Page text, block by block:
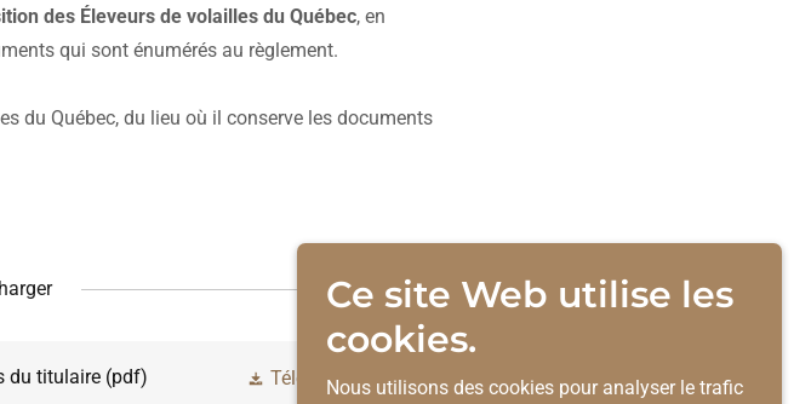
des Éleveurs de volailles du Québec, en
qui sont énumérés au règlement.
du Québec, du lieu où il conserve les documents
du titulaire (pdf) Téléchargement
Ce site Web utilise les
cookies.
Nous utilisons des cookies pour analyser le trafic